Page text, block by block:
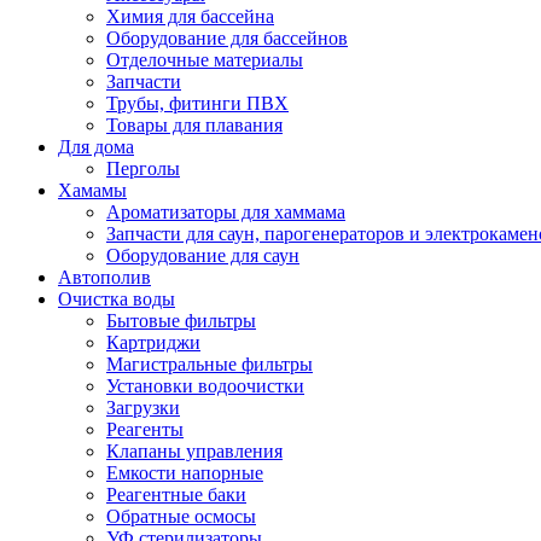
Химия для бассейна
Оборудование для бассейнов
Отделочные материалы
Запчасти
Трубы, фитинги ПВХ
Товары для плавания
Для дома
Перголы
Хамамы
Ароматизаторы для хаммама
Запчасти для саун, парогенераторов и
Оборудование для саун
Автополив
Очистка воды
Бытовые фильтры
Картриджи
Магистральные фильтры
Установки водоочистки
Загрузки
Реагенты
Клапаны управления
Емкости напорные
Реагентные баки
Обратные осмосы